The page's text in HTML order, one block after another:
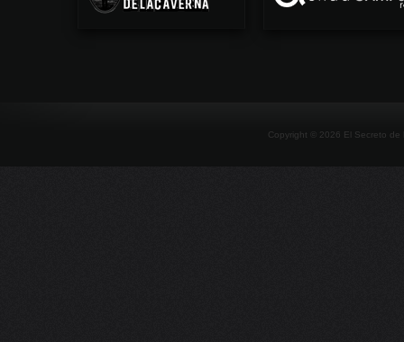
Copyright © 2026 El Secreto de